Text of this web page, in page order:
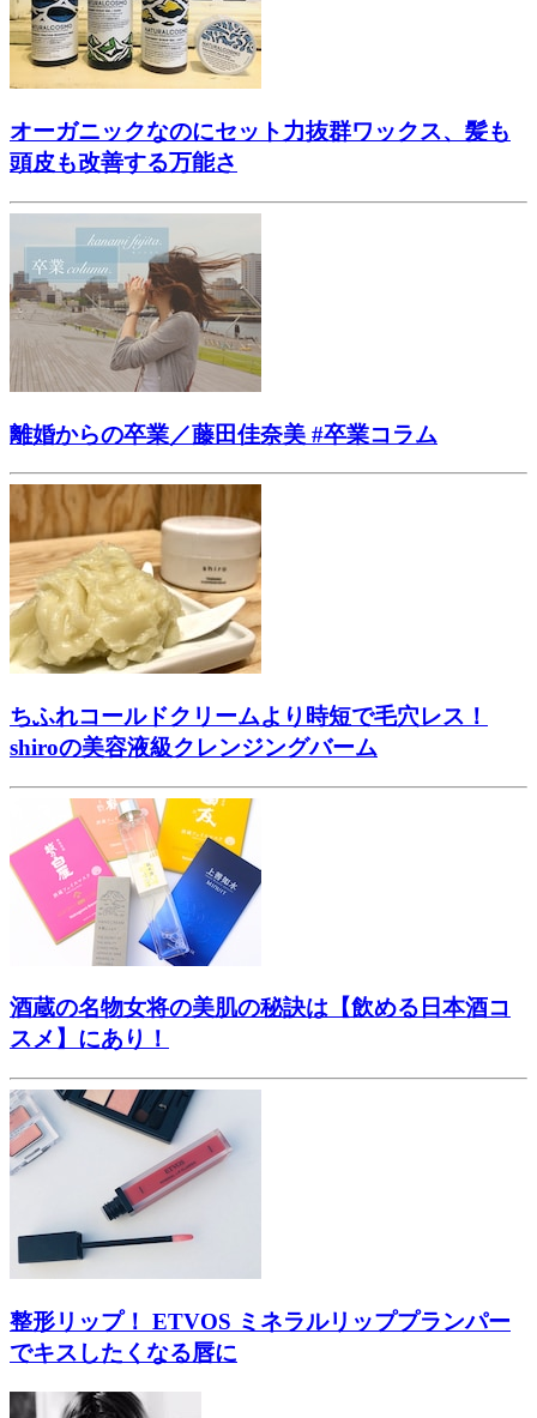
オーガニックなのにセット力抜群ワックス、髪も
頭皮も改善する万能さ
離婚からの卒業／藤田佳奈美 #卒業コラム
ちふれコールドクリームより時短で毛穴レス！
shiroの美容液級クレンジングバーム
酒蔵の名物女将の美肌の秘訣は【飲める日本酒コ
スメ】にあり！
整形リップ！ ETVOS ミネラルリッププランパー
でキスしたくなる唇に